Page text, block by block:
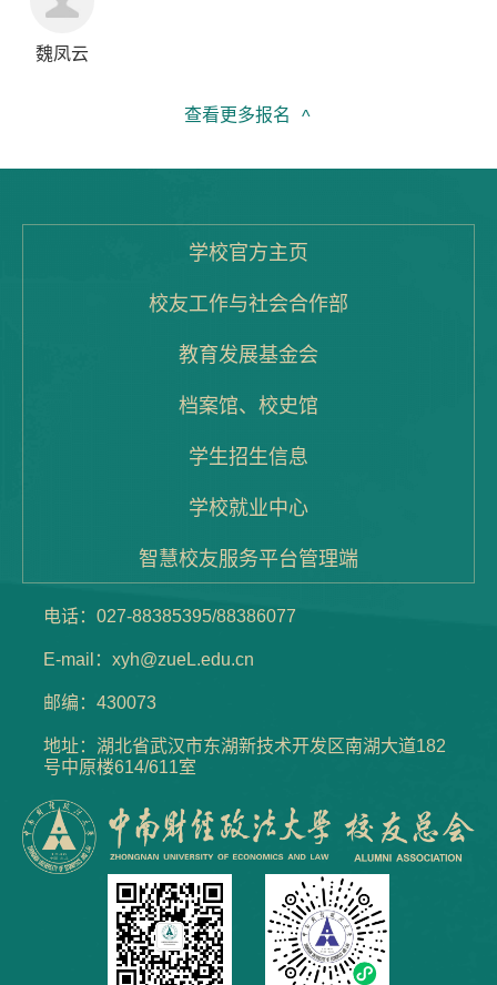
魏凤云
查看更多报名 ^
学校官方主页
校友工作与社会合作部
教育发展基金会
档案馆、校史馆
学生招生信息
学校就业中心
智慧校友服务平台管理端
电话：027-88385395/88386077
E-mail：xyh@zueL.edu.cn
邮编：430073
地址：湖北省武汉市东湖新技术开发区南湖大道182
号中原楼614/611室